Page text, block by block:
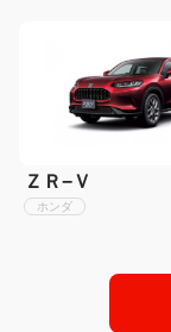
ＺＲ−Ｖ
ホンダ